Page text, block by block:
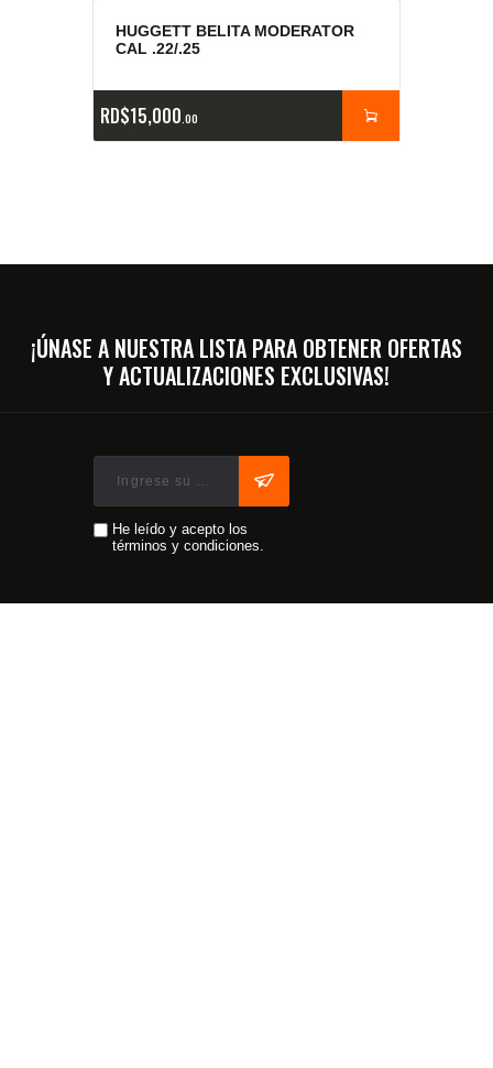
HUGGETT BELITA MODERATOR
CAL .22/.25
RD$15,000 00
¡ÚNASE A NUESTRA LISTA PARA OBTENER OFERTAS
Y ACTUALIZACIONES EXCLUSIVAS!
He leído y acepto los
términos y condiciones.